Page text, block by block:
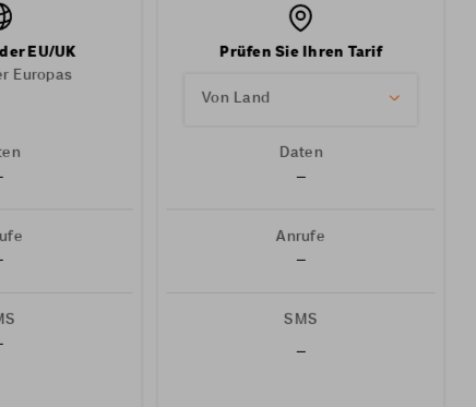
EU/UK
Europas
Prüfen Sie Ihren Tarif
Von Land
Daten
–
Anrufe
–
SMS
–